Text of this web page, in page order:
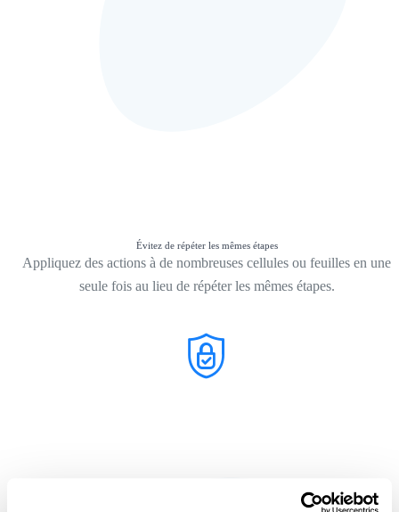
Évitez de répéter les mêmes étapes
Appliquez des actions à de nombreuses cellules ou feuilles en une
seule fois au lieu de répéter les mêmes étapes.